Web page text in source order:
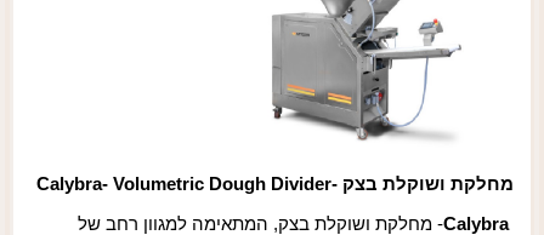
Calybra- Volumetric Dough Divider-מחלקת ושוקלת בצק
Calybra- מחלקת ושוקלת בצק, המתאימה למגוון רחב של